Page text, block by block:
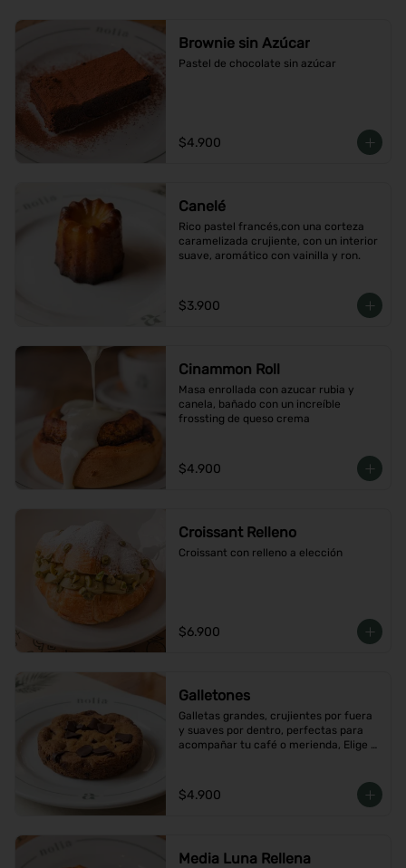
Brownie sin Azúcar
Pastel de chocolate sin azúcar
$4.900
Canelé
Rico pastel francés,con una corteza
caramelizada crujiente, con un interior
suave, aromático con vainilla y ron.
$3.900
Cinammon Roll
Masa enrollada con azucar rubia y
canela, bañado con un increíble
frossting de queso crema
$4.900
Croissant Relleno
Croissant con relleno a elección
$6.900
Galletones
Galletas grandes, crujientes por fuera
y suaves por dentro, perfectas para
acompañar tu café o merienda, Elige
$4.900
Media Luna Rellena